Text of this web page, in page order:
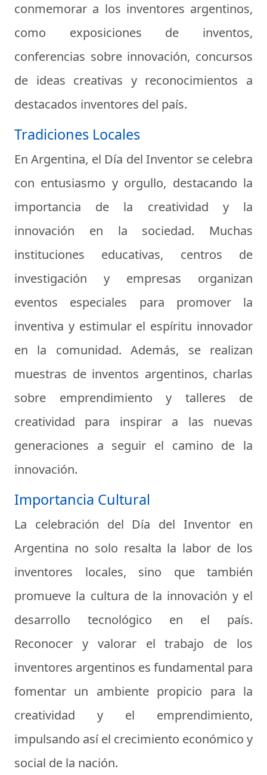
conmemorar a los inventores argentinos,
como exposiciones de inventos,
conferencias sobre innovación, concursos
de ideas creativas y reconocimientos a
destacados inventores del país.
Tradiciones Locales
En Argentina, el Día del Inventor se celebra
con entusiasmo y orgullo, destacando la
importancia de la creatividad y la
innovación en la sociedad. Muchas
instituciones educativas, centros de
investigación y empresas organizan
eventos especiales para promover la
inventiva y estimular el espíritu innovador
en la comunidad. Además, se realizan
muestras de inventos argentinos, charlas
sobre emprendimiento y talleres de
creatividad para inspirar a las nuevas
generaciones a seguir el camino de la
innovación.
Importancia Cultural
La celebración del Día del Inventor en
Argentina no solo resalta la labor de los
inventores locales, sino que también
promueve la cultura de la innovación y el
desarrollo tecnológico en el país.
Reconocer y valorar el trabajo de los
inventores argentinos es fundamental para
fomentar un ambiente propicio para la
creatividad y el emprendimiento,
impulsando así el crecimiento económico y
social de la nación.